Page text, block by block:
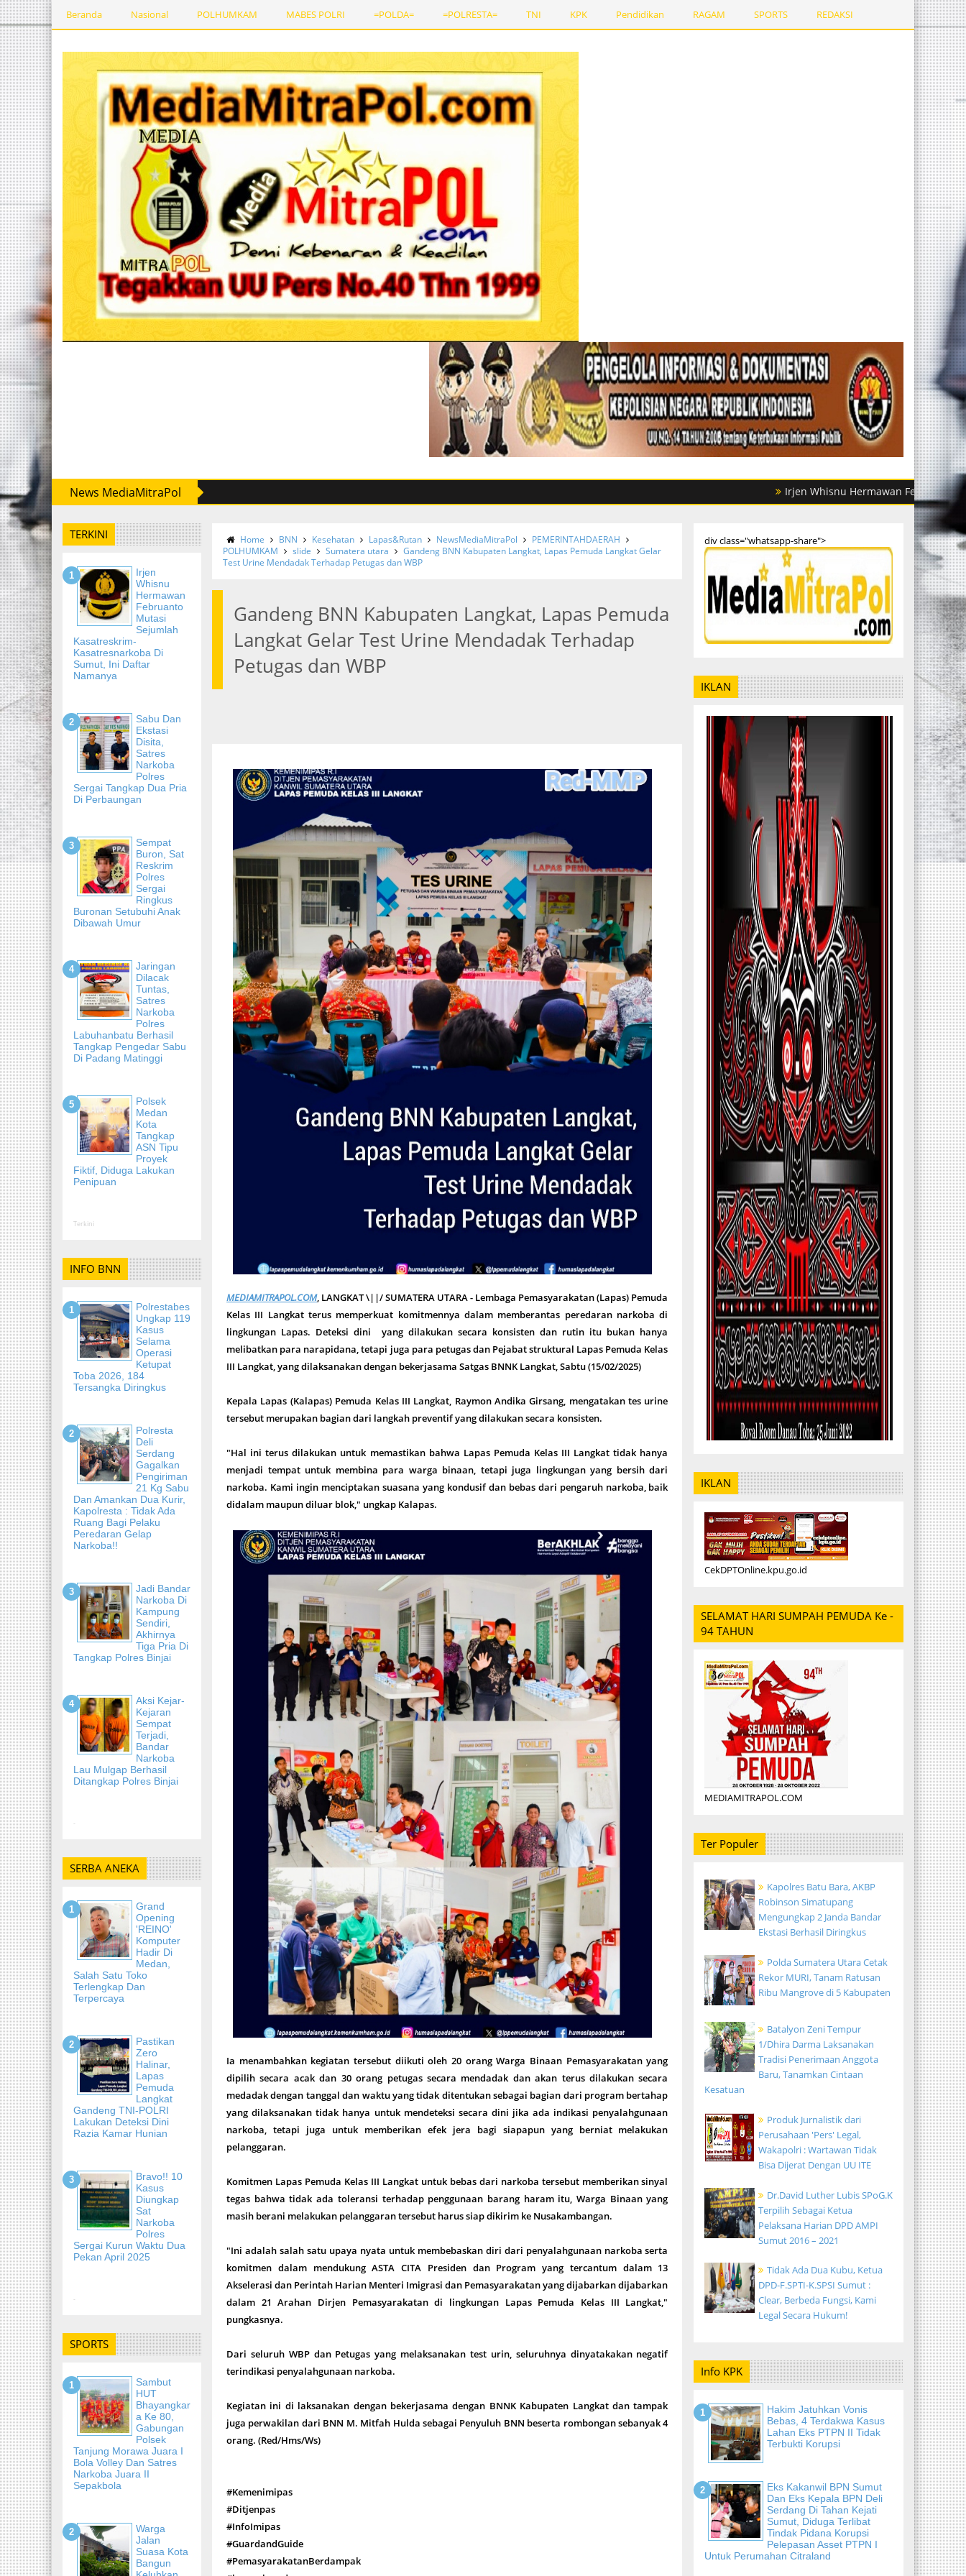
Beranda Nasional POLHUMKAM MABES POLRI =POLDA= =POLRESTA= TNI KPK Pendidikan RAGAM SPORTS REDAKSI
News MediaMitraPol Irjen Whisnu Hermawan Februanto Mutasi
TERKINI
Irjen
Whisnu
Hermawan
Februanto
Mutasi
Sejumlah
Kasatreskrim-
Kasatresnarkoba Di
Sumut, Ini Daftar
Namanya
Sabu Dan
Ekstasi
Disita,
Satres
Narkoba
Polres
Sergai Tangkap Dua Pria
Di Perbaungan
Sempat
Buron, Sat
Reskrim
Polres
Sergai
Ringkus
Buronan Setubuhi Anak
Dibawah Umur
Jaringan
Dilacak
Tuntas,
Satres
Narkoba
Polres
Labuhanbatu Berhasil
Tangkap Pengedar Sabu
Di Padang Matinggi
Polsek
Medan
Kota
Tangkap
ASN Tipu
Proyek
Fiktif, Diduga Lakukan
Penipuan
Terkini
INFO BNN
Polrestabes
Ungkap 119
Kasus
Selama
Operasi
Ketupat
Toba 2026, 184
Tersangka Diringkus
Polresta
Deli
Serdang
Gagalkan
Pengiriman
21 Kg Sabu
Dan Amankan Dua Kurir,
Kapolresta : Tidak Ada
Ruang Bagi Pelaku
Peredaran Gelap
Narkoba!!
Jadi Bandar
Narkoba Di
Kampung
Sendiri,
Akhirnya
Tiga Pria Di
Tangkap Polres Binjai
Aksi Kejar-
Kejaran
Sempat
Terjadi,
Bandar
Narkoba
Lau Mulgap Berhasil
Ditangkap Polres Binjai
-
SERBA ANEKA
Grand
Opening
'REINO'
Komputer
Hadir Di
Medan,
Salah Satu Toko
Terlengkap Dan
Terpercaya
Pastikan
Zero
Halinar,
Lapas
Pemuda
Langkat
Gandeng TNI-POLRI
Lakukan Deteksi Dini
Razia Kamar Hunian
Bravo!! 10
Kasus
Diungkap
Sat
Narkoba
Polres
Sergai Kurun Waktu Dua
Pekan April 2025
-
SPORTS
Sambut
HUT
Bhayangkar
A Ke 80,
Gabungan
Polsek
Tanjung Morawa Juara I
Bola Volley Dan Satres
Narkoba Juara II
Sepakbola
Warga
Jalan
Suasa Kota
Bangun
Home BNN Kesehatan Lapas&Rutan NewsMediaMitraPol
PEMERINTAHDAERAH
POLHUMKAM
slide Sumatera utara
Gandeng BNN Kabupaten Langkat, Lapas Pemuda Langkat Gelar
Test Urine Mendadak Terhadap Petugas dan WBP
Gandeng BNN Kabupaten Langkat, Lapas Pemuda
Langkat Gelar Test Urine Mendadak Terhadap
Petugas dan WBP
MEDIAMITRAPOL.COM, LANGKAT \||/ SUMATERA UTARA - Lembaga Pemasyarakatan (Lapas) Pemuda
Kelas III Langkat terus memperkuat komitmennya dalam memberantas peredaran narkoba di
lingkungan Lapas. Deteksi dini yang dilakukan secara konsisten dan rutin itu bukan hanya
melibatkan para narapidana, tetapi juga para petugas dan Pejabat struktural Lapas Pemuda Kelas
III Langkat, yang dilaksanakan dengan bekerjasama Satgas BNNK Langkat, Sabtu (15/02/2025)
Kepala Lapas (Kalapas) Pemuda Kelas III Langkat, Raymon Andika Girsang, mengatakan tes urine
tersebut merupakan bagian dari langkah preventif yang dilakukan secara konsisten.
"Hal ini terus dilakukan untuk memastikan bahwa Lapas Pemuda Kelas III Langkat tidak hanya
menjadi tempat untuk membina para warga binaan, tetapi juga lingkungan yang bersih dari
narkoba. Kami ingin menciptakan suasana yang kondusif dan bebas dari pengaruh narkoba, baik
didalam maupun diluar blok," ungkap Kalapas.
Ia menambahkan kegiatan tersebut diikuti oleh 20 orang Warga Binaan Pemasyarakatan yang
dipilih secara acak dan 30 orang petugas secara mendadak dan akan terus dilakukan secara
medadak dengan tanggal dan waktu yang tidak ditentukan sebagai bagian dari program bertahap
yang dilaksanakan tidak hanya untuk mendeteksi secara dini jika ada indikasi penyalahgunaan
narkoba, tetapi juga untuk memberikan efek jera bagi siapapun yang berniat melakukan
pelanggaran.
Komitmen Lapas Pemuda Kelas III Langkat untuk bebas dari narkoba tersebut memberikan sinyal
tegas bahwa tidak ada toleransi terhadap penggunaan barang haram itu, Warga Binaan yang
masih berani melakukan pelanggaran tersebut harus siap dikirim ke Nusakambangan.
"Ini adalah salah satu upaya nyata untuk membebaskan diri dari penyalahgunaan narkoba serta
komitmen dalam mendukung ASTA CITA Presiden dan Program yang tercantum dalam 13
Akselerasi dan Perintah Harian Menteri Imigrasi dan Pemasyarakatan yang dijabarkan dijabarkan
dalam 21 Arahan Dirjen Pemasyarakatan di lingkungan Lapas Pemuda Kelas III Langkat,"
pungkasnya.
Dari seluruh WBP dan Petugas yang melaksanakan test urin, seluruhnya dinyatakakan negatif
terindikasi penyalahgunaan narkoba.
Kegiatan ini di laksanakan dengan bekerjasama dengan BNNK Kabupaten Langkat dan tampak
juga perwakilan dari BNN M. Mitfah Hulda sebagai Penyuluh BNN beserta rombongan sebanyak 4
orang. (Red/Hms/Ws)
#Kemenimipas
#Ditjenpas
#InfoImipas
#GuardandGuide
#PemasyarakatanBerdampak
div class="whatsapp-share">
IKLAN
IKLAN
CekDPTOnline.kpu.go.id
SELAMAT HARI SUMPAH PEMUDA Ke -
94 TAHUN
MEDIAMITRAPOL.COM
Ter Populer
Kapolres Batu Bara, AKBP
Robinson Simatupang
Mengungkap 2 Janda Bandar
Ekstasi Berhasil Diringkus
Polda Sumatera Utara Cetak
Rekor MURI, Tanam Ratusan
Ribu Mangrove di 5 Kabupaten
Batalyon Zeni Tempur
1/Dhira Darma Laksanakan
Tradisi Penerimaan Anggota
Baru, Tanamkan Cintaan
Kesatuan
Produk Jurnalistik dari
Perusahaan 'Pers' Legal,
Wakapolri : Wartawan Tidak
Bisa Dijerat Dengan UU ITE
Dr.David Luther Lubis SPoG.K
Terpilih Sebagai Ketua
Pelaksana Harian DPD AMPI
Sumut 2016 – 2021
Tidak Ada Dua Kubu, Ketua
DPD-F.SPTI-K.SPSI Sumut :
Clear, Berbeda Fungsi, Kami
Legal Secara Hukum!
Info KPK
Hakim Jatuhkan Vonis
Bebas, 4 Terdakwa Kasus
Lahan Eks PTPN II Tidak
Terbukti Korupsi
Eks Kakanwil BPN Sumut
Dan Eks Kepala BPN Deli
Serdang Di Tahan Kejati
Sumut, Diduga Terlibat
Tindak Pidana Korupsi
Pelepasan Asset PTPN I
Untuk Perumahan Citraland